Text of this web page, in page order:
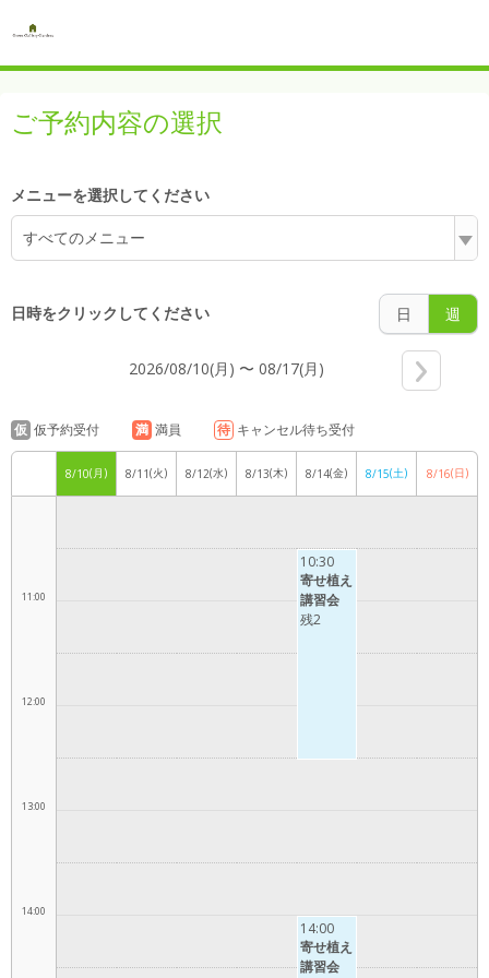
ご予約内容の選択
メニューを選択してください
すべてのメニュー
日時をクリックしてください 日 週
2026/08/10(月) 〜 08/17(月)
仮 仮予約受付 満 満員 待 キャンセル待ち受付
8/10(月) 8/11(火) 8/12(水) 8/13(木) 8/14(金) 8/15(土) 8/16(日)
6:00
11:00
12:00
13:00
14:00
10:30
寄せ植え
講習会
残2
14:00
寄せ植え
講習会